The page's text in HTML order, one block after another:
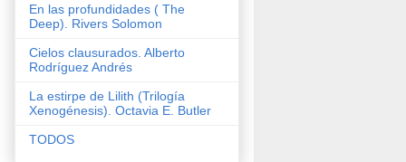
En las profundidades ( The
Deep). Rivers Solomon
Cielos clausurados. Alberto
Rodríguez Andrés
La estirpe de Lilith (Trilogía
Xenogénesis). Octavia E. Butler
TODOS